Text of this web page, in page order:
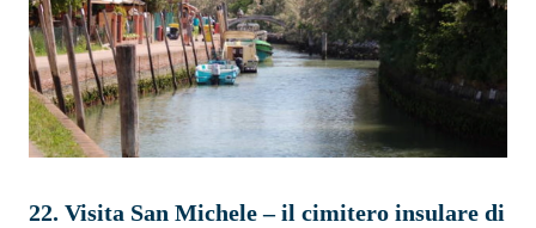
22. Visita San Michele – il cimitero insulare di